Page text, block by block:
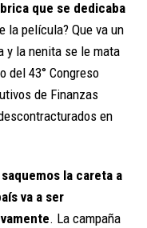
que se dedicaba
la película? Que va un
y la nenita se le mata
del 43° Congreso
de Finanzas
en
la careta a
va a ser
. La campaña